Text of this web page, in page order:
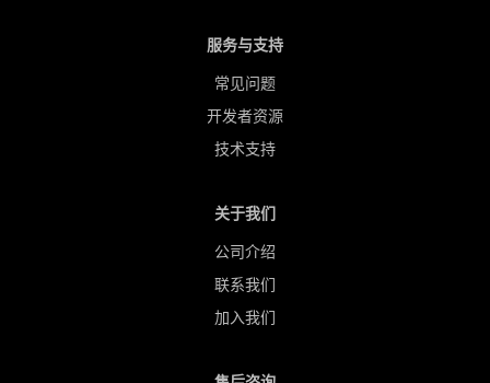
服务与支持
常见问题
开发者资源
技术支持
关于我们
公司介绍
联系我们
加入我们